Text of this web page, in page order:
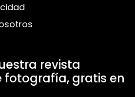
revista
fotografía, gratis en